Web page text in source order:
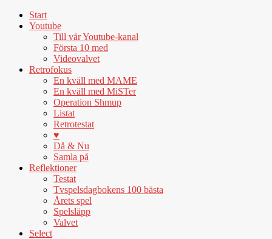
Start
Youtube
Till vår Youtube-kanal
Första 10 med
Videovalvet
Retrofokus
En kväll med MAME
En kväll med MiSTer
Operation Shmup
Listat
Retrotestat
♥
Då & Nu
Samla på
Reflektioner
Testat
Tvspelsdagbokens 100 bästa
Årets spel
Spelsläpp
Valvet
Select